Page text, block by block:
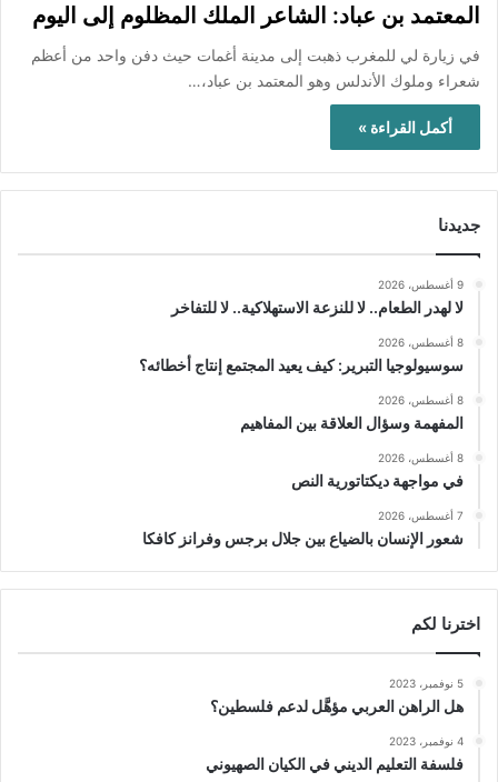
المعتمد بن عباد: الشاعر الملك المظلوم إلى اليوم
في زيارة لي للمغرب ذهبت إلى مدينة أغمات حيث دفن واحد من أعظم
شعراء وملوك الأندلس وهو المعتمد بن عباد،…
أكمل القراءة »
جديدنا
9 أغسطس، 2026
لا لهدر الطعام.. لا للنزعة الاستهلاكية.. لا للتفاخر
8 أغسطس، 2026
سوسيولوجيا التبرير: كيف يعيد المجتمع إنتاج أخطائه؟
8 أغسطس، 2026
المفهمة وسؤال العلاقة بين المفاهيم
8 أغسطس، 2026
في مواجهة ديكتاتورية النص
7 أغسطس، 2026
شعور الإنسان بالضياع بين جلال برجس وفرانز كافكا
اخترنا لكم
5 نوفمبر، 2023
هل الراهن العربي مؤهَّل لدعم فلسطين؟
4 نوفمبر، 2023
فلسفة التعليم الديني في الكيان الصهيوني